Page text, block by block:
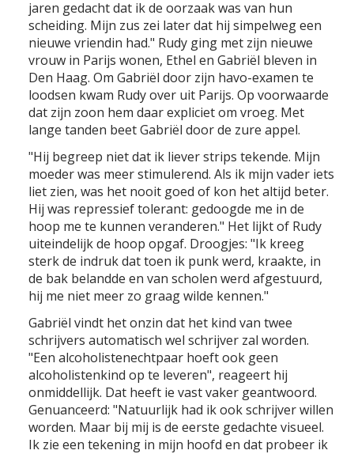
jaren gedacht dat ik de oorzaak was van hun
scheiding. Mijn zus zei later dat hij simpelweg een
nieuwe vriendin had." Rudy ging met zijn nieuwe
vrouw in Parijs wonen, Ethel en Gabriël bleven in
Den Haag. Om Gabriël door zijn havo-examen te
loodsen kwam Rudy over uit Parijs. Op voorwaarde
dat zijn zoon hem daar expliciet om vroeg. Met
lange tanden beet Gabriël door de zure appel.
"Hij begreep niet dat ik liever strips tekende. Mijn
moeder was meer stimulerend. Als ik mijn vader iets
liet zien, was het nooit goed of kon het altijd beter.
Hij was repressief tolerant: gedoogde me in de
hoop me te kunnen veranderen." Het lijkt of Rudy
uiteindelijk de hoop opgaf. Droogjes: "Ik kreeg
sterk de indruk dat toen ik punk werd, kraakte, in
de bak belandde en van scholen werd afgestuurd,
hij me niet meer zo graag wilde kennen."
Gabriël vindt het onzin dat het kind van twee
schrijvers automatisch wel schrijver zal worden.
"Een alcoholistenechtpaar hoeft ook geen
alcoholistenkind op te leveren", reageert hij
onmiddellijk. Dat heeft ie vast vaker geantwoord.
Genuanceerd: "Natuurlijk had ik ook schrijver willen
worden. Maar bij mij is de eerste gedachte visueel.
Ik zie een tekening in mijn hoofd en dat probeer ik